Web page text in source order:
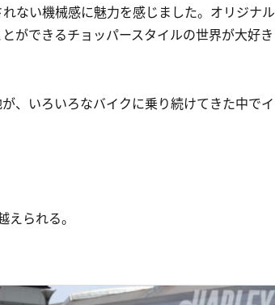
ない機械感に魅力を感じました。オリジナル
ができるチョッパースタイルの世界が大好き
、いろいろなバイクに乗り続けてきた中でイ
られる。